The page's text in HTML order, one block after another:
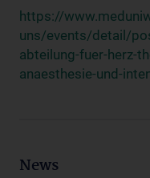
https://
uns/events/detail/
abteilung-fuer-herz-
anaesthesie-und-
News